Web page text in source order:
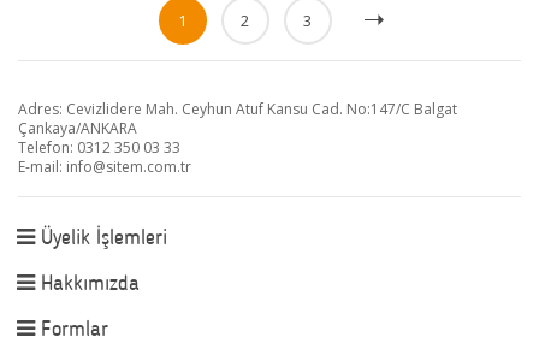
1 2 3
Adres: Cevizlidere Mah. Ceyhun Atuf Kansu Cad. No:147/C Balgat
Çankaya/ANKARA
Telefon: 0312 350 03 33
E-mail: info@sitem.com.tr
Üyelik İşlemleri
Hakkımızda
Formlar